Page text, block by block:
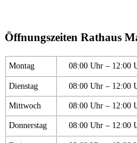
Öffnungszeiten Rathaus
Montag 08:00 Uhr – 12:00
Dienstag 08:00 Uhr – 12:00
Mittwoch 08:00 Uhr – 12:00
Donnerstag 08:00 Uhr – 12:00